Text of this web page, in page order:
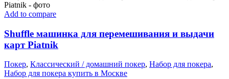
Add to compare
Shuffle машинка для перемешивания и выдачи
карт Piatnik
Покер, Классический / домашний покер, Набор для покера,
Набор для покера купить в Москве